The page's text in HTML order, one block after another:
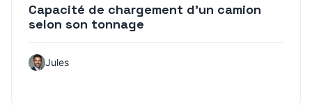
Capacité de chargement d’un camion
selon son tonnage
Jules